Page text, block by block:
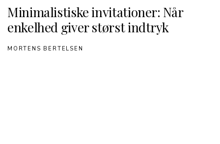
Minimalistiske invitationer: Når
enkelhed giver størst indtryk
MORTENS BERTELSEN